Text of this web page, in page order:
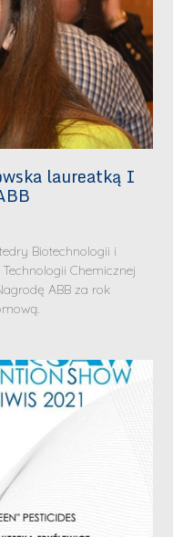
laureatką I
Biotechnologii i
Chemicznej
ABB za rok